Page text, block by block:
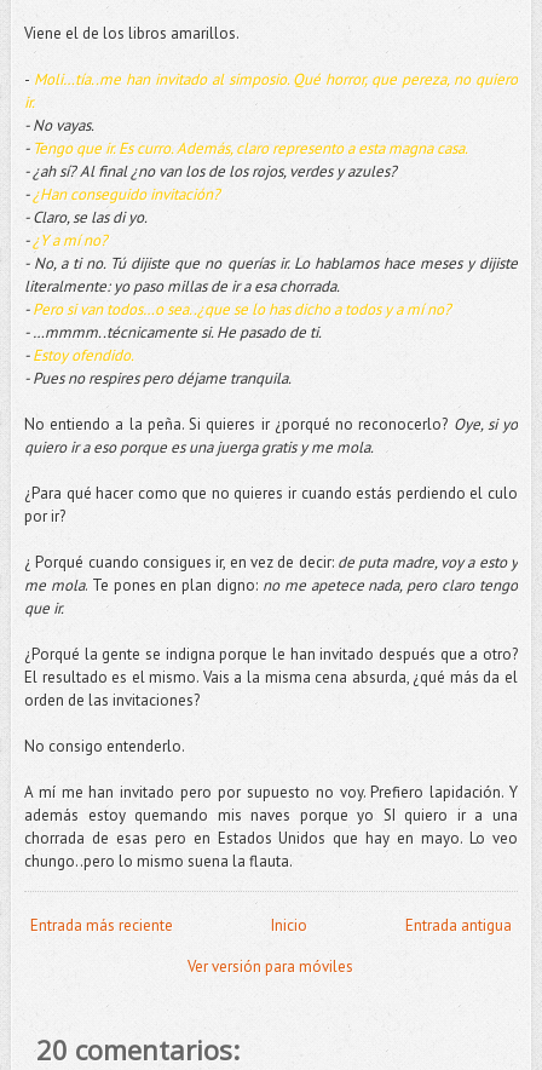
Viene el de los libros amarillos.
- Moli…tía..me han invitado al simposio. Qué horror, que pereza, no quiero
ir.
- No vayas.
- Tengo que ir. Es curro. Además, claro represento a esta magna casa.
- ¿ah sí? Al final ¿no van los de los rojos, verdes y azules?
-¿Han conseguido invitación?
- Claro, se las di yo.
-¿Y a mí no?
- No, a ti no. Tú dijiste que no querías ir. Lo hablamos hace meses y dijiste
literalmente: yo paso millas de ir a esa chorrada.
-Pero si van todos…o sea..¿que se lo has dicho a todos y a mí no?
- …mmmm..técnicamente si. He pasado de ti.
-Estoy ofendido.
- Pues no respires pero déjame tranquila.
No entiendo a la peña. Si quieres ir ¿porqué no reconocerlo? Oye, si yo
quiero ir a eso porque es una juerga gratis y me mola.
¿Para qué hacer como que no quieres ir cuando estás perdiendo el culo
por ir?
¿ Porqué cuando consigues ir, en vez de decir: de puta madre, voy a esto y
me mola. Te pones en plan digno: no me apetece nada, pero claro tengo
que ir.
¿Porqué la gente se indigna porque le han invitado después que a otro?
El resultado es el mismo. Vais a la misma cena absurda, ¿qué más da el
orden de las invitaciones?
No consigo entenderlo.
A mí me han invitado pero por supuesto no voy. Prefiero lapidación. Y
además estoy quemando mis naves porque yo SI quiero ir a una
chorrada de esas pero en Estados Unidos que hay en mayo. Lo veo
chungo..pero lo mismo suena la flauta.
Entrada más reciente Entrada antigua
Inicio
Ver versión para móviles
20 comentarios: